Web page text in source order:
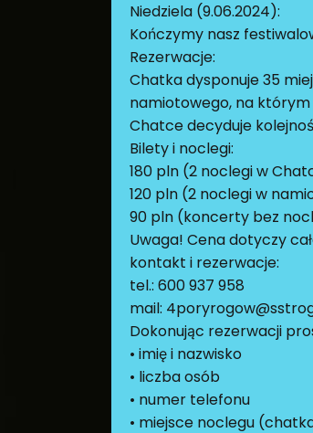
Niedziela (9.06.2024):
Kończymy nasz
Rezerwacje:
Chatka dysponuje 35
namiotowego, na
Chatce decyduje
Bilety i noclegi:
180 pln (2 noclegi w
120 pln (2 noclegi w
90 pln (koncerty bez
Uwaga! Cena dotyczy
kontakt i rezerwacje:
tel.: 600 937 958
mail:
Dokonując rezerwacji
• imię i nazwisko
• liczba osób
• numer telefonu
• miejsce noclegu